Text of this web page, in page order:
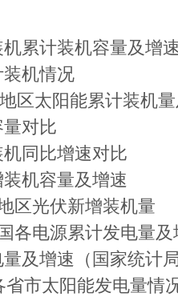
累计装机容量及增
机情况
区太阳能累计装机
对比
同比增速对比
机容量及增速
区光伏新增装机量
各电源累计发电量
及增速（国家统计
省市太阳能发电量情